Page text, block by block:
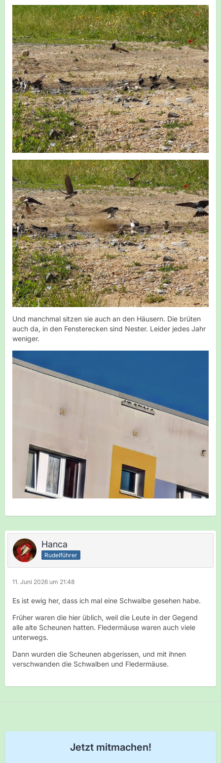
Und manchmal sitzen sie auch an den Häusern. Die brüten
auch da, in den Fensterecken sind Nester. Leider jedes Jahr
weniger.
Hanca
Rudelführer
11. Juni 2026 um 21:48
Es ist ewig her, dass ich mal eine Schwalbe gesehen habe.
Früher waren die hier üblich, weil die Leute in der Gegend
alle alte Scheunen hatten. Fledermäuse waren auch viele
unterwegs.
Dann wurden die Scheunen abgerissen, und mit ihnen
verschwanden die Schwalben und Fledermäuse.
Jetzt mitmachen!